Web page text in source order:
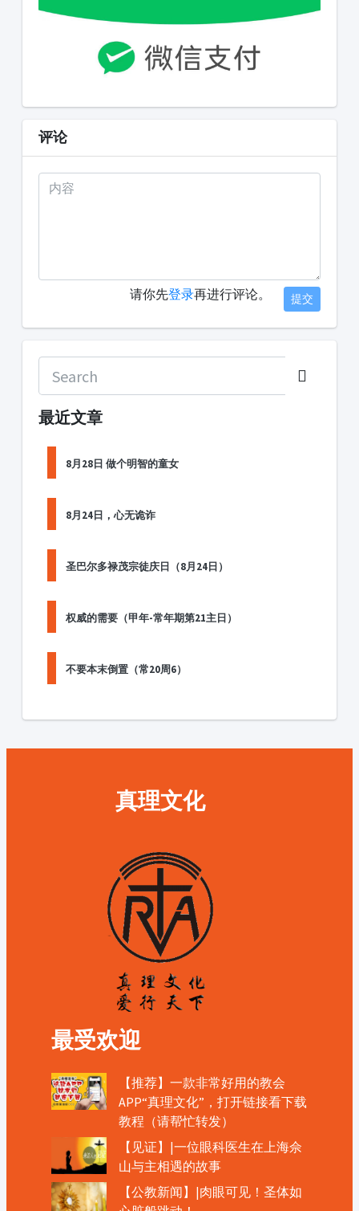
评论
请你先登录再进行评论。 提交
最近文章
8月28日 做个明智的童女
8月24日，心无诡诈
圣巴尔多禄茂宗徒庆日（8月24日）
权威的需要（甲年-常年期第21主日）
不要本末倒置（常20周6）
真理文化
最受欢迎
【推荐】一款非常好用的教会
APP“真理文化”，打开链接看下载
教程（请帮忙转发）
【见证】|一位眼科医生在上海佘
山与主相遇的故事
【公教新闻】|肉眼可见！圣体如